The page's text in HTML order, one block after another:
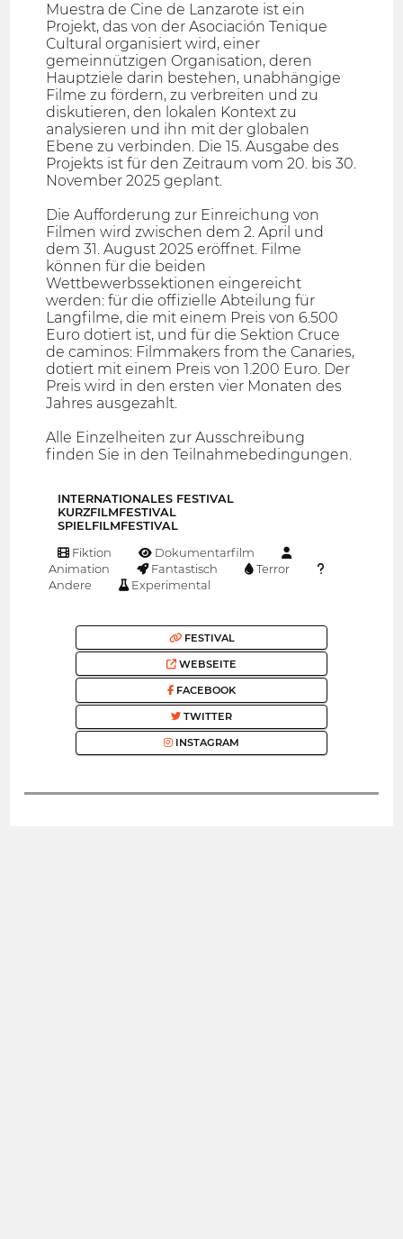
Muestra de Cine de Lanzarote ist ein
Projekt, das von der Asociación Tenique
Cultural organisiert wird, einer
gemeinnützigen Organisation, deren
Hauptziele darin bestehen, unabhängige
Filme zu fördern, zu verbreiten und zu
diskutieren, den lokalen Kontext zu
analysieren und ihn mit der globalen
Ebene zu verbinden. Die 15. Ausgabe des
Projekts ist für den Zeitraum vom 20. bis 30.
November 2025 geplant.
Die Aufforderung zur Einreichung von
Filmen wird zwischen dem 2. April und
dem 31. August 2025 eröffnet. Filme
können für die beiden
Wettbewerbssektionen eingereicht
werden: für die offizielle Abteilung für
Langfilme, die mit einem Preis von 6.500
Euro dotiert ist, und für die Sektion Cruce
de caminos: Filmmakers from the Canaries,
dotiert mit einem Preis von 1.200 Euro. Der
Preis wird in den ersten vier Monaten des
Jahres ausgezahlt.
Alle Einzelheiten zur Ausschreibung
finden Sie in den Teilnahmebedingungen.
INTERNATIONALES FESTIVAL
KURZFILMFESTIVAL
SPIELFILMFESTIVAL
Fiktion
Dokumentarfilm
Animation
Fantastisch
Terror
Andere
Experimental
FESTIVAL
WEBSEITE
FACEBOOK
TWITTER
INSTAGRAM